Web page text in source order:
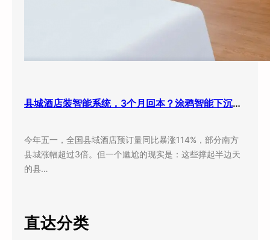
县城酒店装智能系统，3个月回本？涂鸦智能下沉市场打法曝光
今年五一，全国县域酒店预订量同比暴涨114%，部分南方
县城涨幅超过3倍。但一个尴尬的现实是：这些撑起半边天
的县…
直达分类